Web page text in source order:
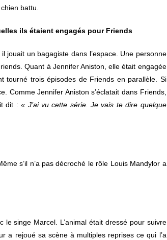
battu.
ils étaient engagés pour Friends
jouait un bagagiste dans l’espace. Une personne
Quant à Jennifer Aniston, elle était engagée
tourné trois épisodes de Friends en parallèle. Si
Comme Jennifer Aniston s’éclatait dans Friends,
dit :« J’ai vu cette série. Je vais te dire quelque
s’il n’a pas décroché le rôle Louis Mandylor a
le singe Marcel. L’animal était dressé pour suivre
a rejoué sa scène à multiples reprises ce qui l’a